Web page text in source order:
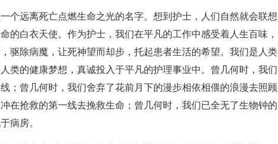
个远离死亡点燃生命之光的名字。想到护士，人们自然就会联想
的白衣天使。作为护士，我们在平凡的工作中感受着人生百味，
驱除病魔，让死神望而却步，托起患者生活的希望。我们是人类
类的健康梦想，真诚投入于平凡的护理事业中。曾几何时，我们
；曾几何时，我们舍弃了花前月下的漫步相依相偎的浪漫去照顾
在抢救的第一线去挽救生命；曾几何时，我们已全无了生物钟的
病房。